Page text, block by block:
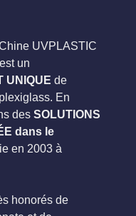
UVPLASTIC
un
UNIQUE de
En
des SOLUTIONS
dans le
en 2003 à
honorés de